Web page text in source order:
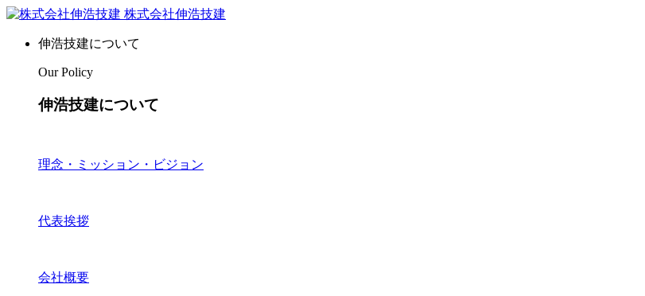
株式会社伸浩技建
伸浩技建について
Our Policy
伸浩技建について
理念・ミッション・ビジョン
代表挨拶
会社概要